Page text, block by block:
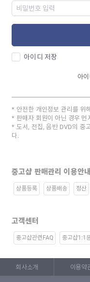
아이디 저장
아
안전한 개인정보 관리를 위
판매자 회원이 아닌 경우
도서, 전집, 음반 DVD의 중
다.
중고샵 판매관리 이용안내
상품등록 상품배송 정산
고객센터
중고샵관련FAQ 중고샵1:1
회사소개 이용약